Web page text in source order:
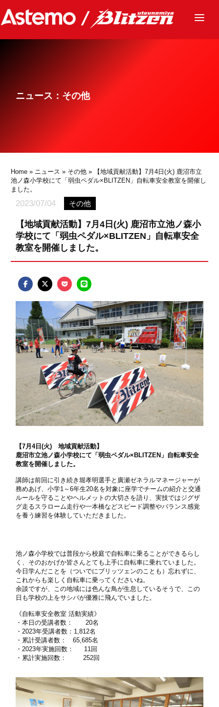
ニュース
グッズ
ニュース：その他
Home » ニュース » その他 » 【地域貢献活動】7月4日(火) 鹿沼市立
池ノ森小学校にて「弱虫ペダル×BLITZEN」自転車安全教室を開催し
ました。
2023/07/04 その他
【地域貢献活動】7月4日(火) 鹿沼市立池ノ森小
学校にて「弱虫ペダル×BLITZEN」自転車安全
教室を開催しました。
【7月4日(火) 地域貢献活動】
鹿沼市立池ノ森小学校にて「弱虫ペダル×BLITZEN」自転車安全
教室を開催しました。
講師は前回に引き続き堀孝明選手と廣瀬ゼネラルマネージャーが
務めあげ、小学1～6年生20名を対象に座学でチームの紹介と交通
ルールを守ることやヘルメットの大切さを語り、実技ではジグザ
グ走るスラローム走行や一本橋などスピード調整やバランス感覚
を養う練習を体験していただきました。
池ノ森小学校では普段から校庭で自転車に乗ることができるらし
く、そのおかげか皆さんとても上手に自転車に乗れていました。
今日学んだことを（ついでにブリッツェンのことも）忘れずに、
これからも楽しく自転車に乗ってくださいね。
余談ですが、この地域には色んな鳥が生息しているそうで、この
日も学校の上をサシバが優雅に飛んでいました。
《自転車安全教室 活動実績》
・本日の受講者数： 20名
・2023年受講者数：1,812名
・累計受講者数： 65,685名
・2023年実施回数： 11回
・累計実施回数： 252回